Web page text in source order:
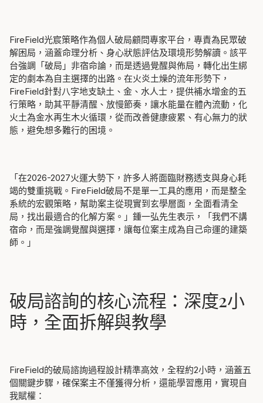
FireField光宸策略作為個人破局顧問專家平台，專責為民眾破
解困局，涵蓋命理分析、身心狀態評估及環境形勢解讀。該平
台強調「破局」非宿命論，而是透過覺醒與佈局，轉化出生綁
定的劇本為自主選擇的出路。在火炎土燥的流年形勢下，
FireField針對八字地支缺土、金、水人士，提供補水增金的五
行策略，助其平靜清醒、放慢節奏，讓水能量在體內流動，化
火土為金水再生木火循環，從而改善健康疲累、有心無力的狀
態，避免想多難行的困境。
「在2026-2027火運大勢下，許多人將面臨財務透支與身心耗
竭的雙重挑戰。FireField破局不是單一工具的應用，而是整全
系統的宏觀策略 ，幫助案主從現實到玄學層面，全面看清全
局，找出最適合的化解方案。」鍾一弘先生表示，「我們不講
宿命，而是強調覺醒與選擇，讓每位案主成為自己命運的建築
師。」
破局諮詢的核心流程：深度2小
時，全面拆解與教學
FireField的破局諮詢過程設計精準高效，全程約2小時，涵蓋五
個關鍵步驟，確保案主不僅獲得分析，還能學習應用，實現自
我賦權：